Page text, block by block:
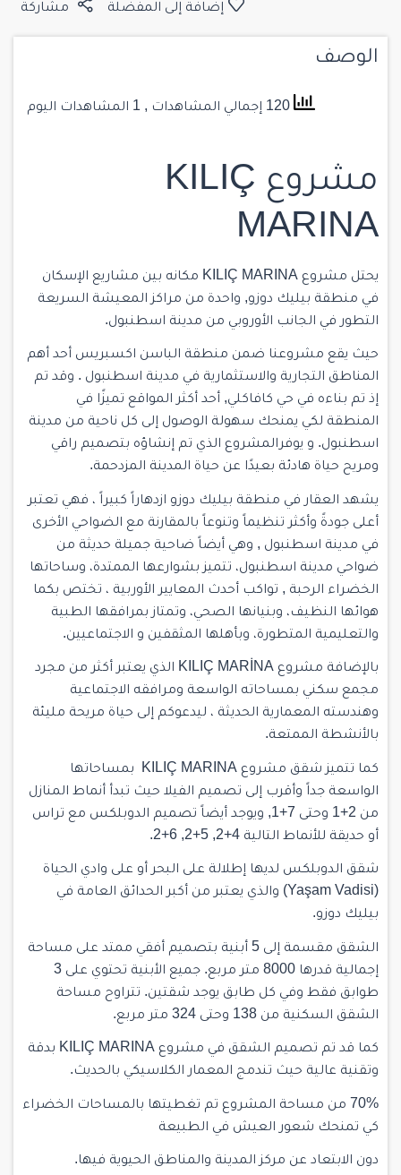
مشاركة إضافة إلى المفضلة
الوصف
, 1 المشاهدات اليوم
مشروع KILIÇ
MARINA
يحتل مشروع KILIÇ MARINA مكانه بين مشاريع الإسكان
في منطقة بيليك دوزو, واحدة من مراكز المعيشة السريعة
التطور في الجانب الأوروبي من مدينة اسطنبول.
حيث يقع مشروعنا ضمن منطقة الباسن اكسبريس أحد أهم
المناطق التجارية والاستثمارية في مدينة اسطنبول . وقد تم
إذ تم بناءه في حي كافاكلي, أحد أكثر المواقع تميزًا في
المنطقة لكي يمنحك سهولة الوصول إلى كل ناحية من مدينة
اسطنبول. و يوفرالمشروع الذي تم إنشاؤه بتصميم راقي
ومريح حياة هادئة بعيدًا عن حياة المدينة المزدحمة.
يشهد العقار في منطقة بيليك دوزو ازدهاراً كبيراً ، فهي تعتبر
أعلى جودةً وأكثر تنظيماً وتنوعاً بالمقارنة مع الضواحي الأخرى
في مدينة اسطنبول , وهي أيضاً ضاحية جميلة حديثة من
ضواحي مدينة اسطنبول، تتميز بشوارعها الممتدة، وساحاتها
الخضراء الرحبة , تواكب أحدث المعايير الأوربية ، تختص بكما
هوائها النظيف، وبنيانها الصحي، وتمتاز بمرافقها الطبية
والتعليمية المتطورة، وبأهلها المثقفين و الاجتماعيين.
بالإضافة مشروع KILIÇ MARİNA الذي يعتبر أكثر من مجرد
مجمع سكني بمساحاته الواسعة ومرافقه الاجتماعية
وهندسته المعمارية الحديثة ، ليدعوكم إلى حياة مريحة مليئة
بالأنشطة الممتعة.
كما تتميز شقق مشروع KILIÇ MARINA بمساحاتها
الواسعة جداً وأقرب إلى تصميم الفيلا حيث تبدأ أنماط المنازل
من 2+1 وحتى 7+1, ويوجد أيضاً تصميم الدوبلكس مع تراس
أو حديقة للأنماط التالية 4+2, 5+2, 6+2.
شقق الدوبلكس لديها إطلالة على البحر أو على وادي الحياة
(Yaşam Vadisi) والذي يعتبر من أكبر الحدائق العامة في
بيليك دوزو.
الشقق مقسمة إلى 5 أبنية بتصميم أفقي ممتد على مساحة
إجمالية قدرها 8000 متر مربع. جميع الأبنية تحتوي على 3
طوابق فقط وفي كل طابق يوجد شقتين. تتراوح مساحة
الشقق السكنية من 138 وحتى 324 متر مربع.
كما قد تم تصميم الشقق في مشروع KILIÇ MARINA بدقة
وتقنية عالية حيث تندمج المعمار الكلاسيكي بالحديث.
70% من مساحة المشروع تم تغطيتها بالمساحات الخضراء
كي تمنحك شعور العيش في الطبيعة
دون الابتعاد عن مركز المدينة والمناطق الحيوية فيها.